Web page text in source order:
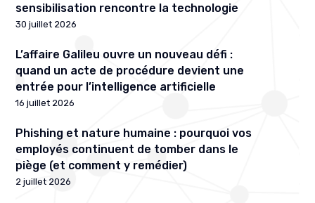
sensibilisation rencontre la technologie
30 juillet 2026
L’affaire Galileu ouvre un nouveau défi :
quand un acte de procédure devient une
entrée pour l’intelligence artificielle
16 juillet 2026
Phishing et nature humaine : pourquoi vos
employés continuent de tomber dans le
piège (et comment y remédier)
2 juillet 2026